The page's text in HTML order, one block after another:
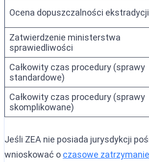
Ocena dopuszczalności ekstradycji
Zatwierdzenie ministerstwa
sprawiedliwości
Całkowity czas procedury (sprawy
standardowe)
Całkowity czas procedury (sprawy
skomplikowane)
Jeśli ZEA nie posiada jurysdykcji
wnioskować o czasowe zatrzymanie